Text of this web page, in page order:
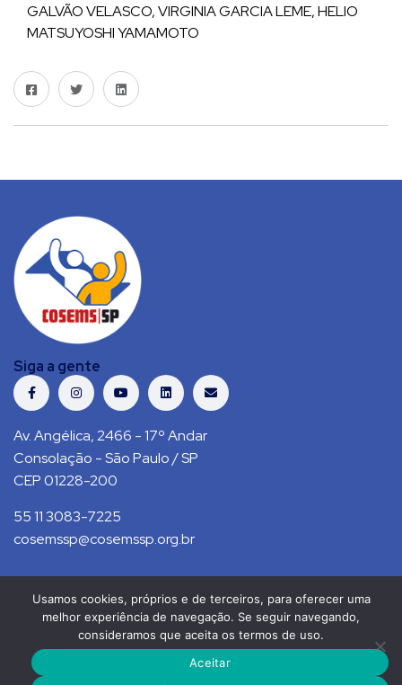
GALVÃO VELASCO, VIRGINIA GARCIA LEME, HELIO
MATSUYOSHI YAMAMOTO
Siga a gente
Av. Angélica, 2466 - 17º Andar
Consolação - São Paulo / SP
CEP 01228-200
55 11 3083-7225
cosemssp@cosemssp.org.br
Política de Privacidade Contato
COSEMS/SP © 2021. Todos direitos reservados.
RS Press
Usamos cookies, próprios e de terceiros, para oferecer uma
melhor experiência de navegação. Se seguir navegando,
consideramos que aceita os termos de uso.
Aceitar